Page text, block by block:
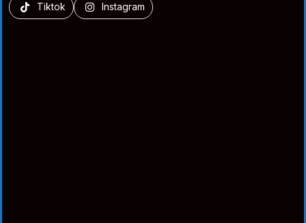
Tiktok Instagram